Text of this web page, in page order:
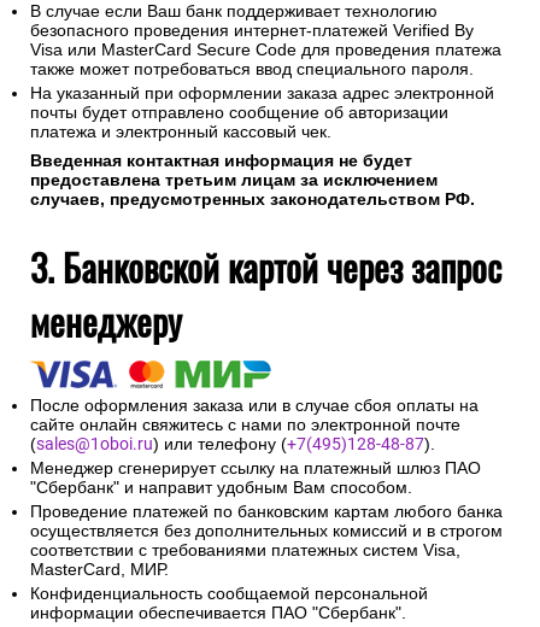
В случае если Ваш банк поддерживает технологию
безопасного проведения интернет-платежей Verified By
Visa или MasterCard Secure Code для проведения платежа
также может потребоваться ввод специального пароля.
На указанный при оформлении заказа адрес электронной
почты будет отправлено сообщение об авторизации
платежа и электронный кассовый чек.
Введенная контактная информация не будет
предоставлена третьим лицам за исключением
случаев, предусмотренных законодательством РФ.
3. Банковской картой через запрос
менеджеру
После оформления заказа или в случае сбоя оплаты на
сайте онлайн свяжитесь с нами по электронной почте
(sales@1oboi.ru) или телефону (+7(495)128-48-87).
Менеджер сгенерирует ссылку на платежный шлюз ПАО
"Сбербанк" и направит удобным Вам способом.
Проведение платежей по банковским картам любого банка
осуществляется без дополнительных комиссий и в строгом
соответствии с требованиями платежных систем Visa,
MasterCard, МИР.
Конфиденциальность сообщаемой персональной
информации обеспечивается ПАО "Сбербанк".